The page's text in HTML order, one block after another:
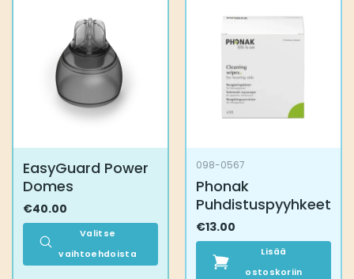
muunnelma.
valinnat
tuotteen
useampi
muunnelma.
tehdä
valinnat
tuotteen
sivulla.
EasyGuard Power
Domes
€40.00
Valitse
vaihtoehdoista
098-0567
Phonak
Puhdistuspyyhkeet
€13.00
Lisää
ostoskoriin